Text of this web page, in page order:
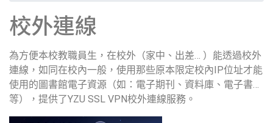
校外連線
為方便本校教職員生，在校外（家中、出差… ）能透過校外
連線，如同在校內一般，使用那些原本限定校內IP位址才能
使用的圖書館電子資源（如：電子期刊、資料庫、電子書…
等），提供了YZU SSL VPN校外連線服務。